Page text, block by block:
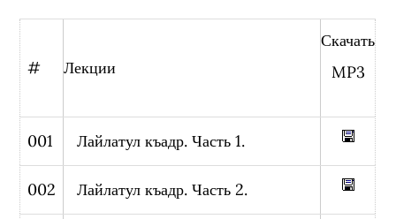
# Лекции
Скачать
MP3
001 Лайлатул къадр. Часть 1.
002 Лайлатул къадр. Часть 2.